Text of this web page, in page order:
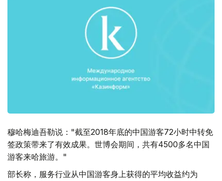
穆哈梅迪吾勒说："截至2018年底的中国游客72小时中转免
签政策带来了有效成果。世博会期间，共有4500多名中国
游客来哈旅游。"
部长称，服务行业从中国游客身上获得的平均收益约为